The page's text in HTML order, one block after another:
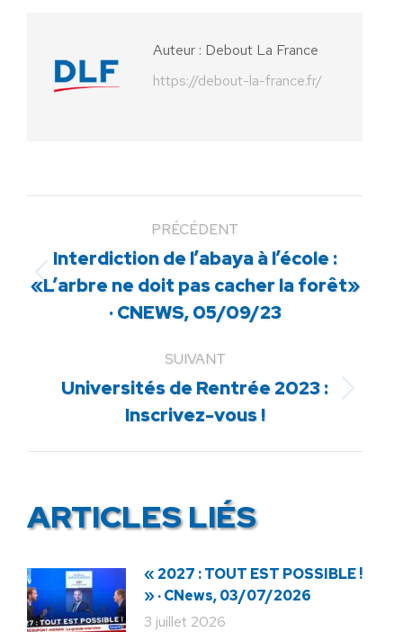
Auteur : Debout La France
https://debout-la-france.fr/
PRÉCÉDENT
Article
précédent
:
Interdiction de l’abaya à l’école :
«L’arbre ne doit pas cacher la forêt»
· CNEWS, 05/09/23
SUIVANT
Article
suivant
Universités de Rentrée 2023 :
Inscrivez-vous !
ARTICLES LIÉS
« 2027 : TOUT EST POSSIBLE !
» · CNews, 03/07/2026
3 juillet 2026